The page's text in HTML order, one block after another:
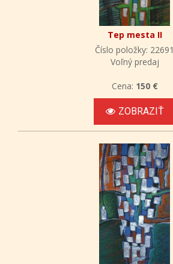
Tep mesta II
Číslo položky: 22691
Voľný predaj
Cena: 150 €
ZOBRAZIŤ